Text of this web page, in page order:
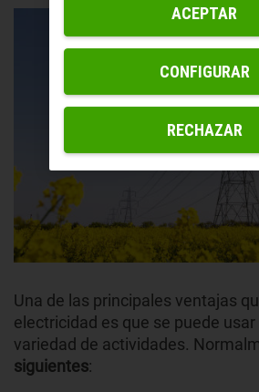
Una de las principales ventajas
electricidad es que se puede
variedad de actividades.
siguientes:
CONFIGURAR
RECHAZAR
ACEPTAR